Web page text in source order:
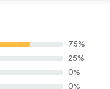
75%
25%
0%
0%